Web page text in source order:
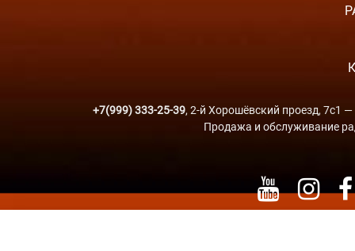
+7(999) 333-25-39, 2-й Хорошёвский проезд, 7с1
Продажа и обслуживание